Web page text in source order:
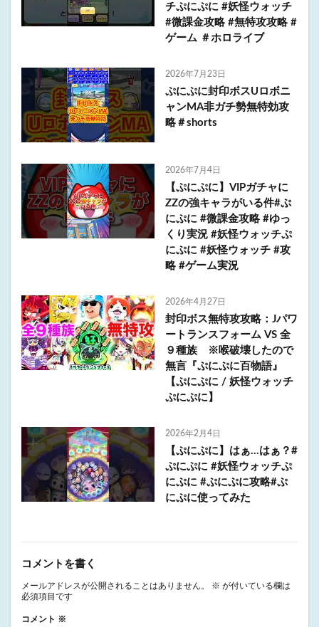
チぷにぷに #妖怪ウォッチ
#微課金攻略 #無特攻攻略 #
ゲーム ＃ホロライブ
2026年7月23日
ぷにぷに封印ボスUロボニ
ャンMA非ガチ勢無特効攻
略＃shorts
2026年7月4日
【ぷにぷに】VIPガチャに
ZZの強キャラがいる件#ぷ
にぷに #微課金攻略 #ゆっ
くり実況 #妖怪ウォッチぷ
にぷに #妖怪ウォッチ #攻
略 #ゲーム実況
2026年4月27日
封印ボス無特攻攻略：Jパワ
ートランスフォーム VS 全
９種族 ※喉破壊したので
無言『ぷにぷに百物語』
【ぷにぷに / 妖怪ウォッチ
ぷにぷに】
2026年2月4日
【ぷにぷに】はぁ…はぁ？#
ぷにぷに #妖怪ウォッチぷ
にぷに #ぷにぷに攻略#ぷ
にぷに使ってみた
コメントを書く
メールアドレスが公開されることはありません。 ※ が付いている欄は
必須項目です
コメント ※